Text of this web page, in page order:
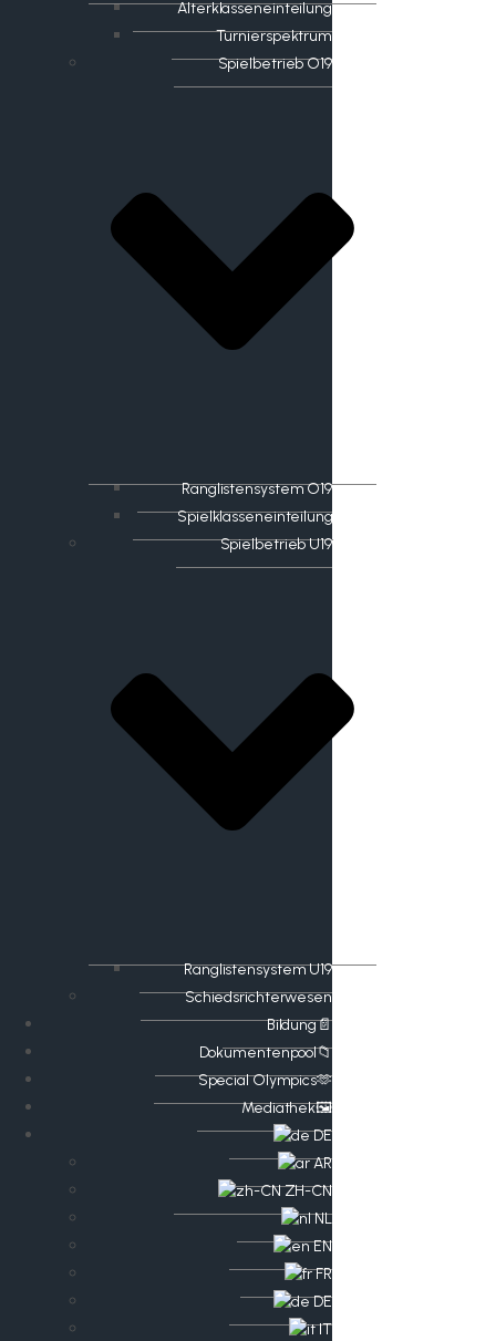
Alterklasseneinteilung
Turnierspektrum
Spielbetrieb O19
Ranglistensystem O19
Spielklasseneinteilung
Spielbetrieb U19
Ranglistensystem U19
Schiedsrichterwesen
Bildung📄
Dokumentenpool📁
​​Special Olympics🫶
Mediathek🖼️​
DE
AR
ZH-CN
NL
EN
FR
DE
IT